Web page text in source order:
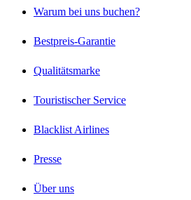
Warum bei uns buchen?
Bestpreis-Garantie
Qualitätsmarke
Touristischer Service
Blacklist Airlines
Presse
Über uns